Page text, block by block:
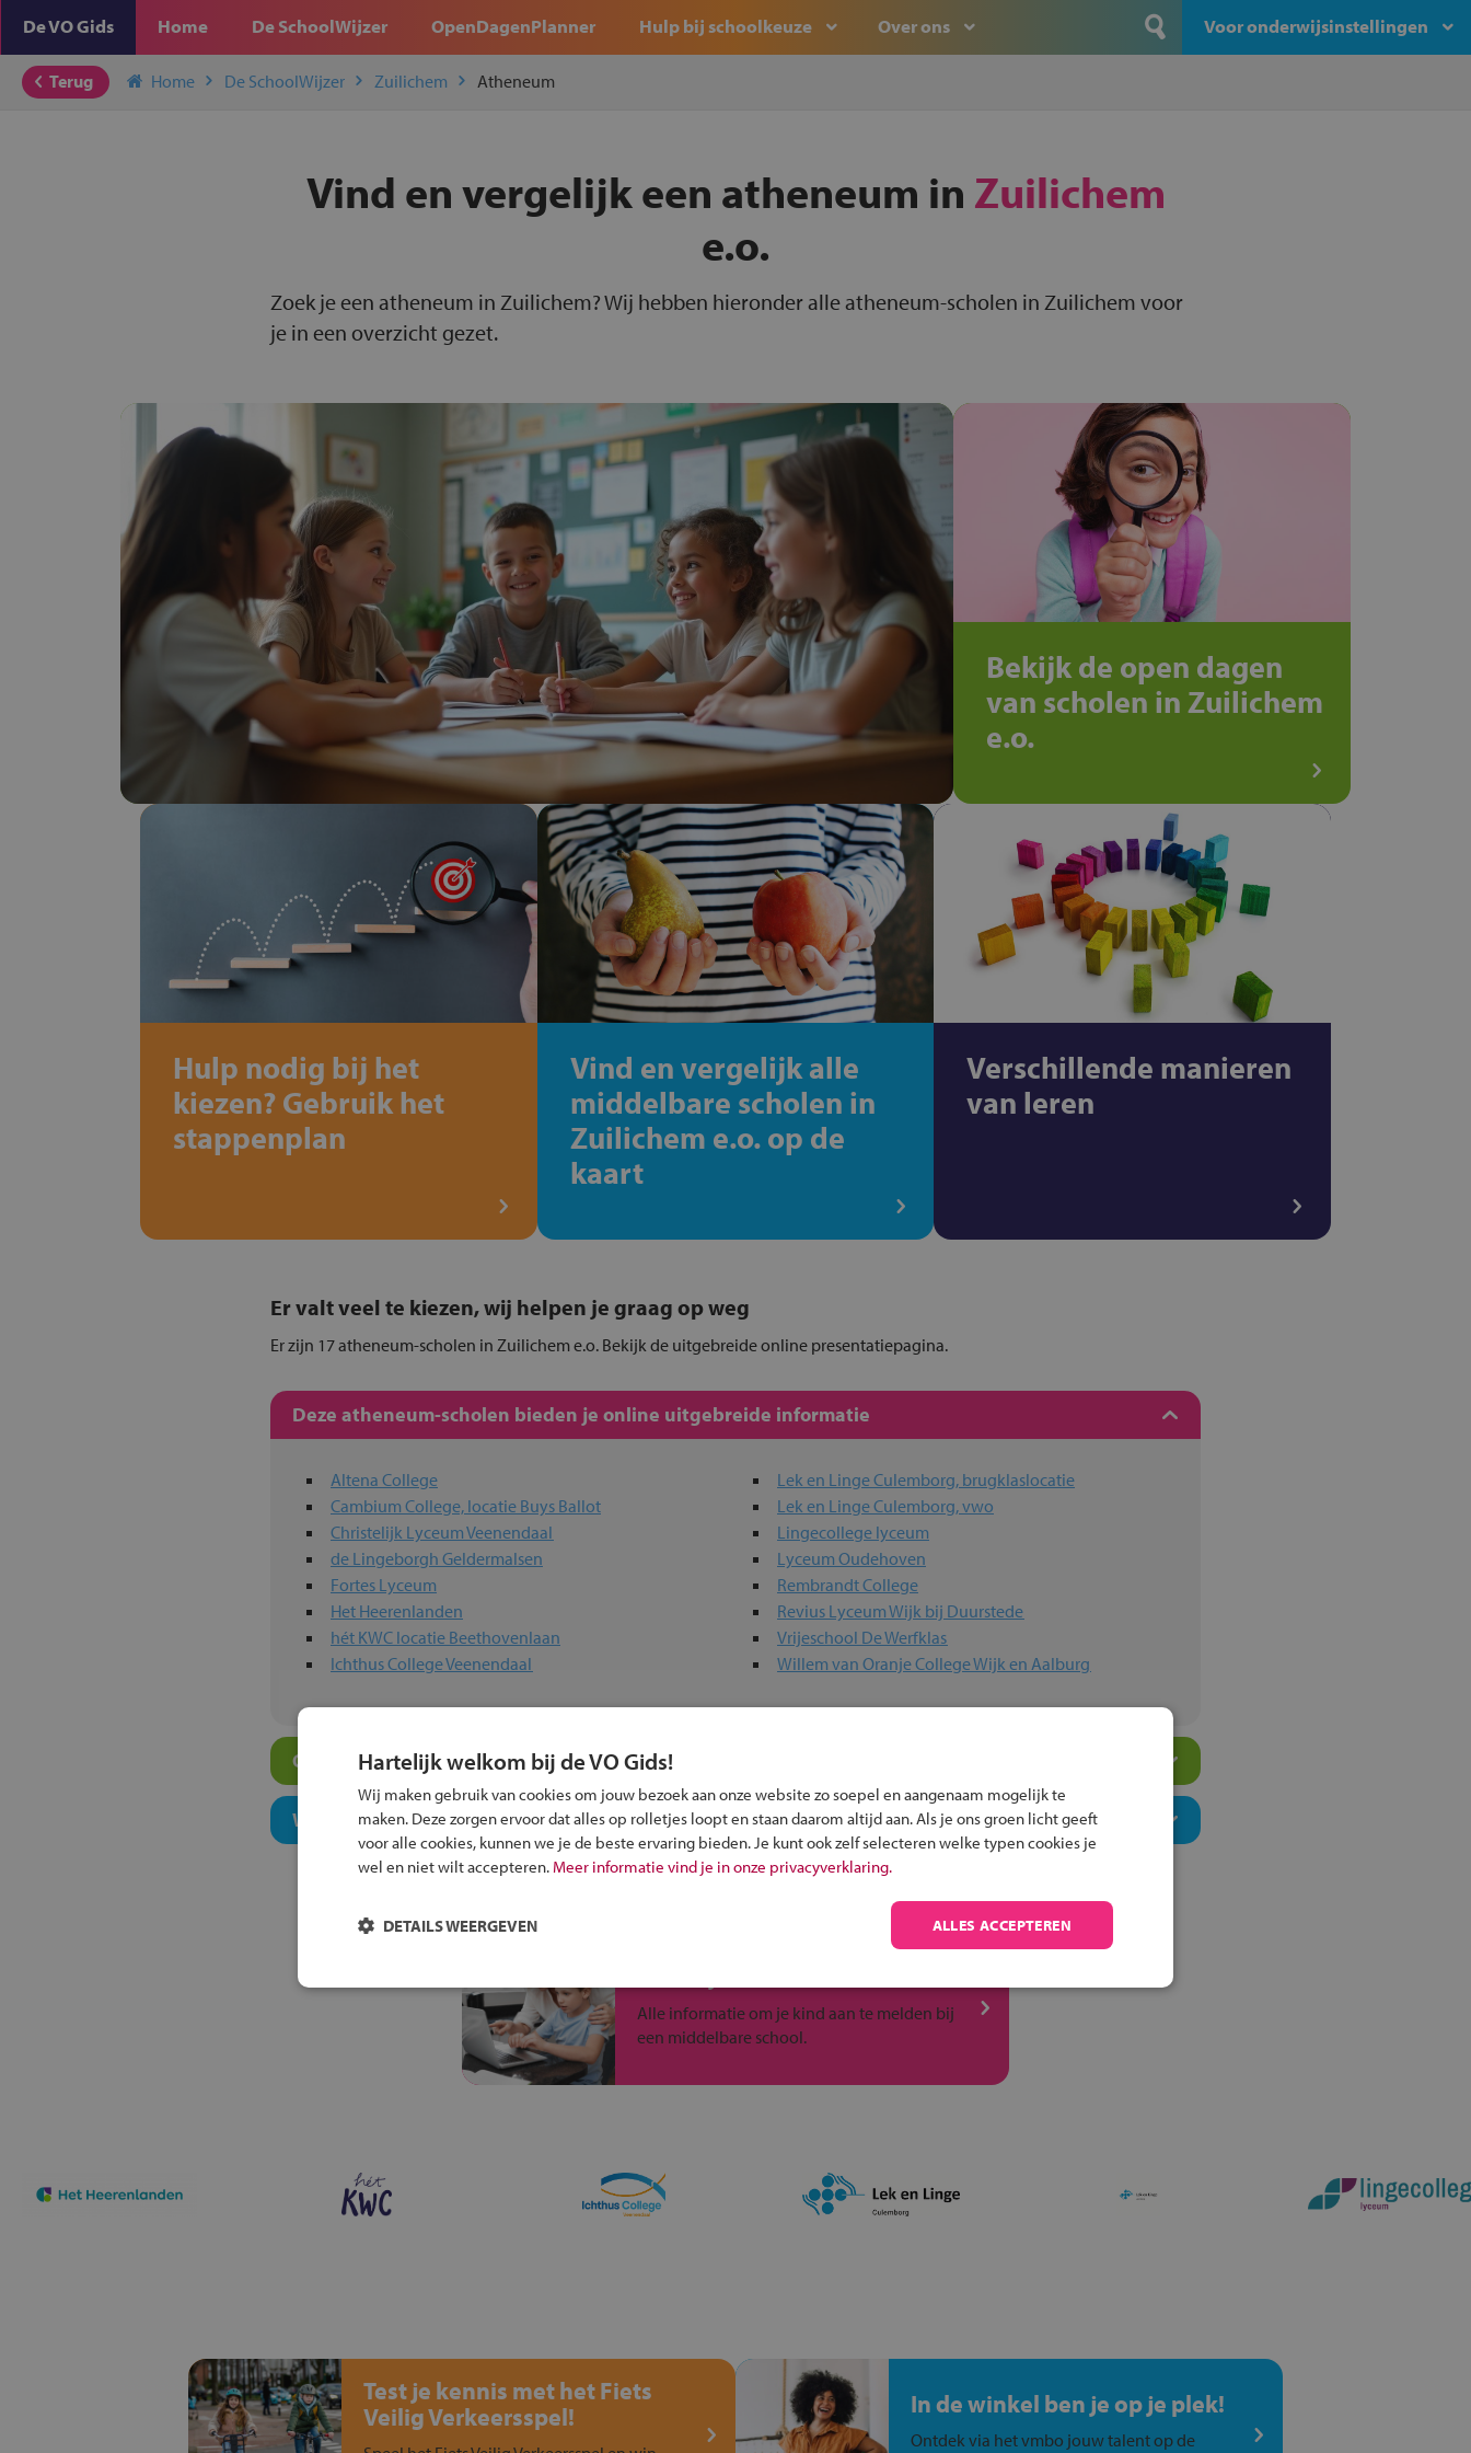
De VO Gids Home De SchoolWijzer OpenDagenPlanner Hulp bij schoolkeuze Over ons Voor onderwijsinstellingen
Terug Home De SchoolWijzer Zuilichem Atheneum
Vind en vergelijk een atheneum in Zuilichem
e.o.
Zoek je een atheneum in Zuilichem? Wij hebben hieronder alle atheneum-scholen in Zuilichem voor
je in een overzicht gezet.
Bekijk de open dagen
van scholen in Zuilichem
e.o.
Hulp nodig bij het
kiezen? Gebruik het
stappenplan
Vind en vergelijk alle
middelbare scholen in
Zuilichem e.o. op de
kaart
Verschillende manieren
van leren
Er valt veel te kiezen, wij helpen je graag op weg
Er zijn 17 atheneum-scholen in Zuilichem e.o. Bekijk de uitgebreide online presentatiepagina.
Deze atheneum-scholen bieden je online uitgebreide informatie
Altena College
Cambium College, locatie Buys Ballot
Christelijk Lyceum Veenendaal
de Lingeborgh Geldermalsen
Fortes Lyceum
Het Heerenlanden
hét KWC locatie Beethovenlaan
Ichthus College Veenendaal
Lek en Linge Culemborg, brugklaslocatie
Lek en Linge Culemborg, vwo
Lingecollege lyceum
Lyceum Oudehoven
Rembrandt College
Revius Lyceum Wijk bij Duurstede
Vrijeschool De Werfklas
Willem van Oranje College Wijk en Aalburg
Overige atheneum-scholen in jouw regio
Welk onderwijsconcept past bij jou?
Alle informatie om je kind aan te melden bij
een middelbare school.
Test je kennis met het Fiets
Veilig Verkeersspel!
In de winkel ben je op je plek!
Ontdek via het vmbo jouw talent op de
Hartelijk welkom bij de VO Gids!
Wij maken gebruik van cookies om jouw bezoek aan onze website zo soepel en aangenaam mogelijk te
maken. Deze zorgen ervoor dat alles op rolletjes loopt en staan daarom altijd aan. Als je ons groen licht geeft
voor alle cookies, kunnen we je de beste ervaring bieden. Je kunt ook zelf selecteren welke typen cookies je
wel en niet wilt accepteren. Meer informatie vind je in onze privacyverklaring.
ALLES ACCEPTEREN
DETAILS WEERGEVEN